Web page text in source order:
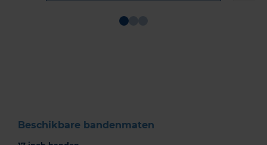
Beschikbare bandenmaten